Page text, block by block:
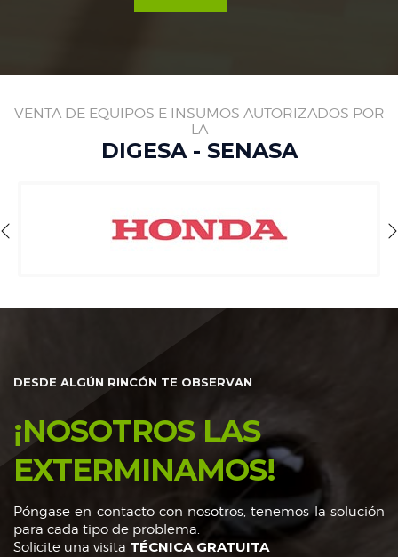
VENTA DE EQUIPOS E INSUMOS AUTORIZADOS POR
LA
DIGESA - SENASA
DESDE ALGÚN RINCÓN TE OBSERVAN
¡NOSOTROS LAS
EXTERMINAMOS!
Póngase en contacto con nosotros, tenemos la solución
para cada tipo de problema.
Solicite una visita TÉCNICA GRATUITA